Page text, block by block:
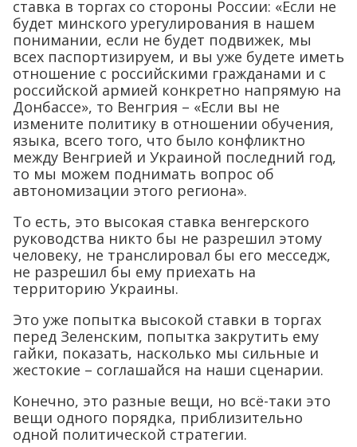
ставка в торгах со стороны России: «Если не
будет минского урегулирования в нашем
понимании, если не будет подвижек, мы
всех паспортизируем, и вы уже будете иметь
отношение с российскими гражданами и с
российской армией конкретно напрямую на
Донбассе», то Венгрия – «Если вы не
измените политику в отношении обучения,
языка, всего того, что было конфликтно
между Венгрией и Украиной последний год,
то мы можем поднимать вопрос об
автономизации этого региона».
То есть, это высокая ставка венгерского
руководства никто бы не разрешил этому
человеку, не транслировал бы его месседж,
не разрешил бы ему приехать на
территорию Украины.
Это уже попытка высокой ставки в торгах
перед Зеленским, попытка закрутить ему
гайки, показать, насколько мы сильные и
жестокие – соглашайся на наши сценарии.
Конечно, это разные вещи, но всё-таки это
вещи одного порядка, приблизительно
одной политической стратегии.